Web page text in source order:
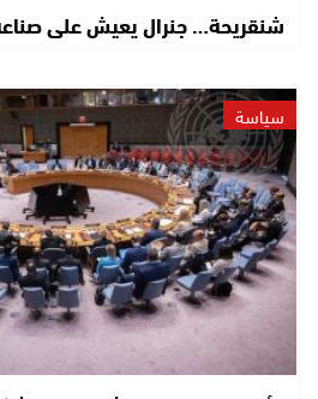
شنقريحة… جنرال يعيش على
سياسة